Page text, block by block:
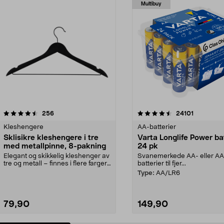
256anmeldelser
Kleshengere
Sklisikre kleshengere i tre
med metallpinne, 8-pakning
Elegant og skikkelig kleshenger av
tre og metall – finnes i flere farger.
79,90
Multibuy
4.5av 5 stjerner 24101
AA-batterier
Varta Longlife Power
24 pk
Svanemerkede AA- eller
batterier til fjer...
Type: AA/LR6
149,90
4.5av 5 stjerner